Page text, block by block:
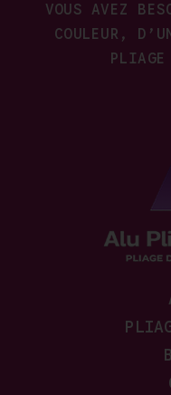
VOUS AVEZ
COULEUR,